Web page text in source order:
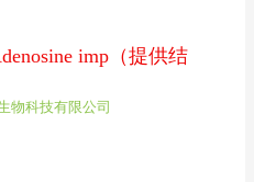
imp（提供结
物科技有限公司